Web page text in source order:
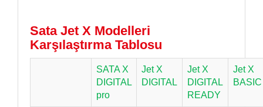
Sata Jet X Modelleri
Karşılaştırma Tablosu
SATA X
DIGITAL
pro
Jet X
DIGITAL
Jet X
DIGITAL
READY
Jet X
BASIC